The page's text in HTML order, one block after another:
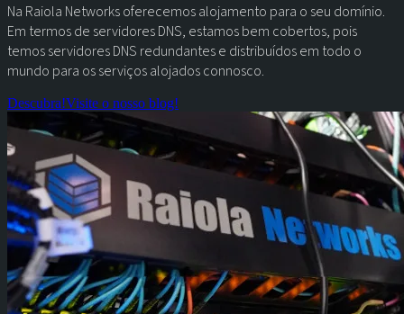
Na Raiola Networks oferecemos alojamento para o seu domínio.
Em termos de servidores DNS, estamos bem cobertos, pois
temos servidores DNS redundantes e distribuídos em todo o
mundo para os serviços alojados connosco.
Descubra!Visite o nosso blog!